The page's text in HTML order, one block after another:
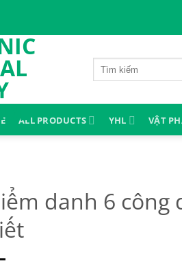
Search
for:
ALL PRODUCTS YHL VẬT
danh 6 công